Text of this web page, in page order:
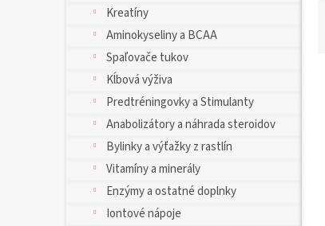
Kreatíny
Aminokyseliny a BCAA
Spaľovače tukov
Kĺbová výživa
Predtréningovky a Stimulanty
Anabolizátory a náhrada steroidov
Bylinky a výťažky z rastlín
Vitamíny a minerály
Enzýmy a ostatné doplnky
Iontové nápoje